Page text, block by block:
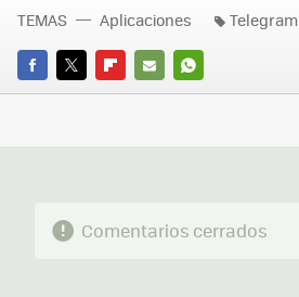
FACEBOOK
TWITTERFLIPBOARD
E-
WHATSAPP
TEMAS Aplicaciones Telegram
Comentarios cerrados